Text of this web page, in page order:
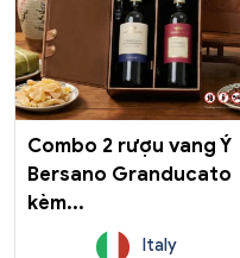
Combo 2 rượu vang Ý
Bersano Granducato
kèm...
Italy